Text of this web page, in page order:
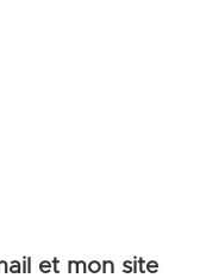
et mon site